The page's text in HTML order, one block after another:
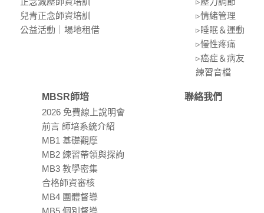
兒青正念師資培訓
公益活動｜場地租借
▹情緒管理
▹睡眠＆運動
▹慢性疼痛
▹癌症＆病友
練習⾳檔
MBSR師培
2026 免費線上說明會
前言 師培系統介紹
MB1 基礎觀摩
MB2 練習帶領與探詢
MB3 教學密集
合格師資審核
MB4 團體督導
MB5 個別督導
聯絡我們